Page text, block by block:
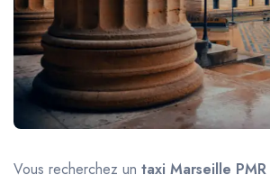
Vous recherchez un taxi Marseille PMR